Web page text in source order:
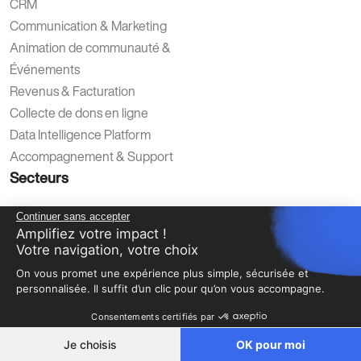
CRM
Communication & Marketing
Animation de communauté &
Événements
Revenus & Facturation
Collecte de dons en ligne
Data Intelligence Platform
Accompagnement & Support
Secteurs
Secteur public
Associations Professionnelles &
Fédérations
Associations Caritatives
Enseignement supérieur, Recherche
Continuer sans accepter
Amplifiez votre impact !
Votre navigation, votre choix
On vous promet une expérience plus simple, sécurisée et
personnalisée. Il suffit d’un clic pour qu’on vous accompagne.
Consentements certifiés par
Je choisis OK pour moi